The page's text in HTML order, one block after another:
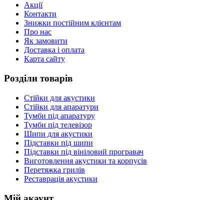
Акції
Контакти
Знижки постійним клієнтам
Про нас
Як замовити
Доставка і оплата
Карта сайту
Розділи товарів
Стійки для акустики
Стійки для апаратури
Тумби під апаратуру
Тумби під телевізор
Шипи для акустики
Підставки під шипи
Підставки під вініловий програвач
Виготовлення акустики та корпусів
Перетяжка грилів
Реставрація акустики